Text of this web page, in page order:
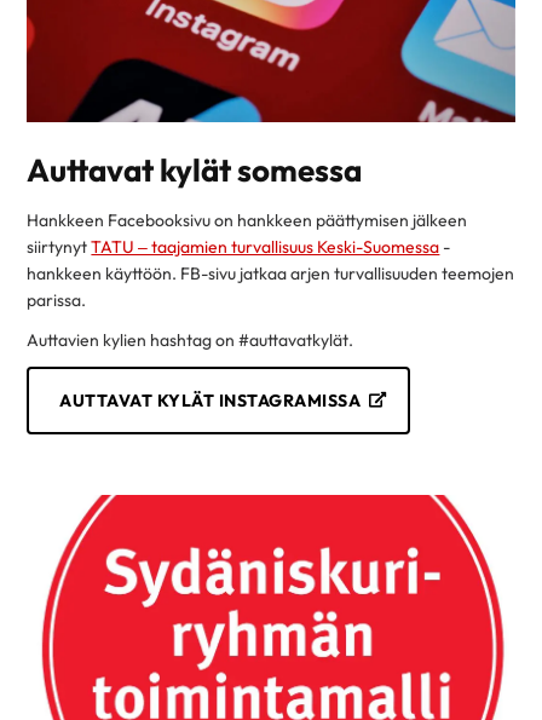
Auttavat kylät somessa
Hankkeen Facebooksivu on hankkeen päättymisen jälkeen
siirtynytTATU – taajamien turvallisuus Keski-Suomessa -
hankkeen käyttöön. FB-sivu jatkaa arjen turvallisuuden teemojen
parissa.
Auttavien kylien hashtag on #auttavatkylät.
AUTTAVAT KYLÄT INSTAGRAMISSA